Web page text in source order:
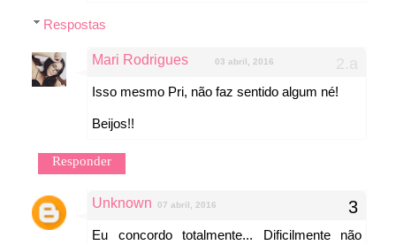
Respostas
Mari Rodrigues 03 abril, 2016
Isso mesmo Pri, não faz sentido algum né!
Beijos!!
Responder
Unknown 07 abril, 2016
Eu concordo totalmente... Dificilmente não